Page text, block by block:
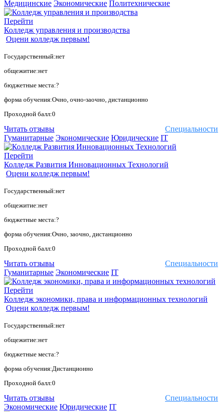
Медицинские Экономические Политехнические
Перейти
Колледж управления и производства
Оцени колледж первым!
Государственный:нет
общежитие:нет
бюджетные места:?
форма обучения:Очно, очно-заочно, дистанционно
Проходной балл:0
Специальности
Читать отзывы
Гуманитарные Экономические Юридические IT
Перейти
Колледж Развития Инновационных Технологий
Оцени колледж первым!
Государственный:нет
общежитие:нет
бюджетные места:?
форма обучения:Очно, заочно, дистанционно
Проходной балл:0
Специальности
Читать отзывы
Гуманитарные Экономические IT
Перейти
Колледж экономики, права и информационных технологий
Оцени колледж первым!
Государственный:нет
общежитие:нет
бюджетные места:?
форма обучения:Дистанционно
Проходной балл:0
Специальности
Читать отзывы
Экономические Юридические IT